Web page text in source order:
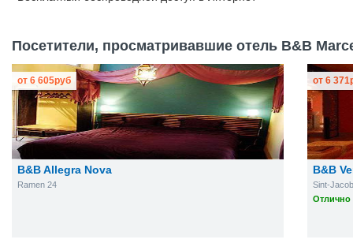
Посетители, просматривавшие отель B&B
B&B Allegra Nova
Ramen 24
от 6 605руб
B&B
Sint-
Отлично
от 6 371